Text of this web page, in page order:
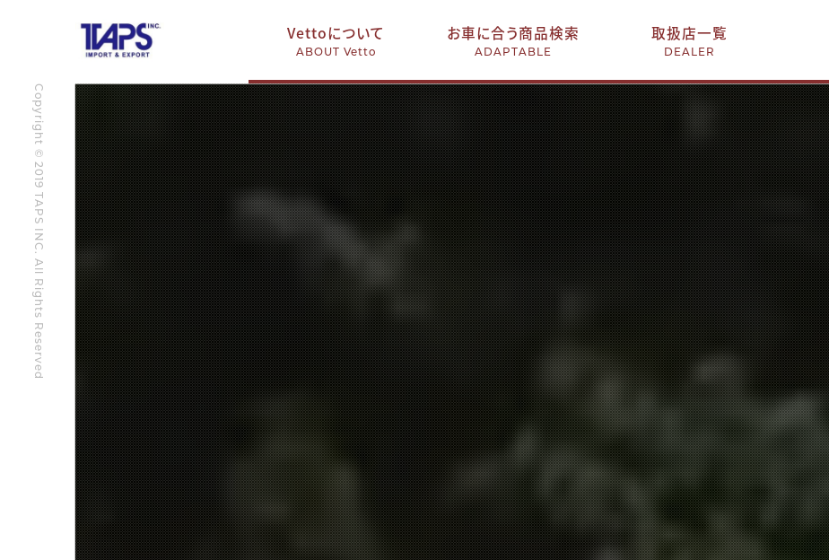
Vettoについて
ABOUT Vetto
お車に合う商品検索
ADAPTABLE
取扱店一覧
DEALER
Copyright © 2019 TAPS INC. All Rights Reserved